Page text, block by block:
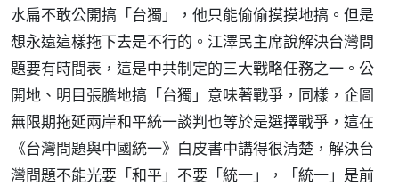
水扁不敢公開搞「台獨」，他只能偷偷摸摸地搞。但是
想永遠這樣拖下去是不行的。江澤民主席說解決台灣問
題要有時間表，這是中共制定的三大戰略任務之一。公
開地、明目張膽地搞「台獨」意味著戰爭，同樣，企圖
無限期拖延兩岸和平統一談判也等於是選擇戰爭，這在
《台灣問題與中國統一》白皮書中講得很清楚，解決台
灣問題不能光要「和平」不要「統一」，「統一」是前